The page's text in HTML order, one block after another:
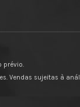
prévio.
Vendas sujeitas à